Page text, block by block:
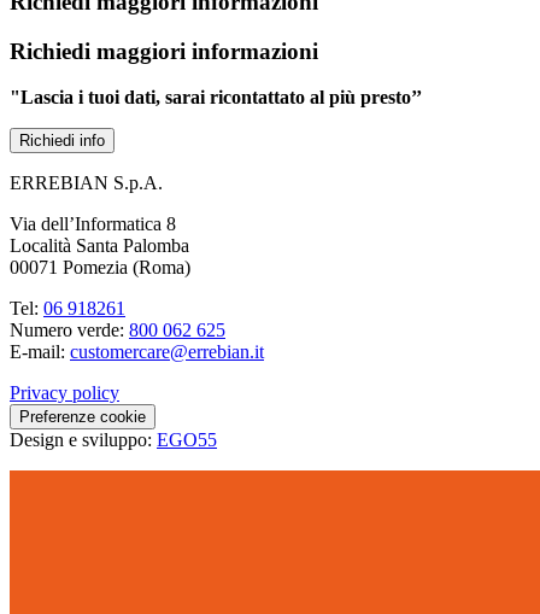
Richiedi maggiori informazioni
"Lascia i tuoi dati, sarai ricontattato al più presto’’
Richiedi info
ERREBIAN S.p.A.
Via dell’Informatica 8
Località Santa Palomba
00071 Pomezia (Roma)
Tel: 06 918261
Numero verde: 800 062 625
E-mail: customercare@errebian.it
Privacy policy
Preferenze cookie
Design e sviluppo: EGO55